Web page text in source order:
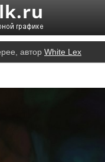
автор White Lex